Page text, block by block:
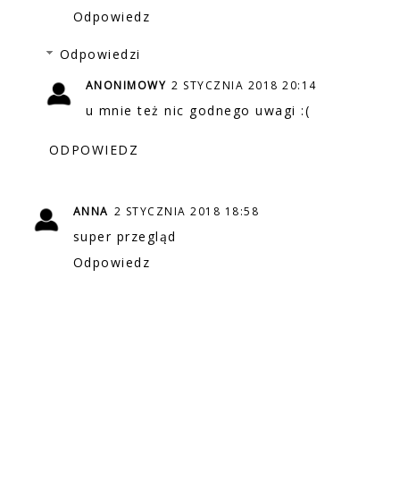
Odpowiedz
Odpowiedzi
ANONIMOWY 2 STYCZNIA 2018 20:14
u mnie też nic godnego uwagi :(
ODPOWIEDZ
ANNA 2 STYCZNIA 2018 18:58
super przegląd
Odpowiedz